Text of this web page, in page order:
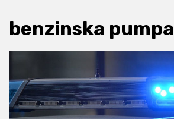
benzinska pumpa